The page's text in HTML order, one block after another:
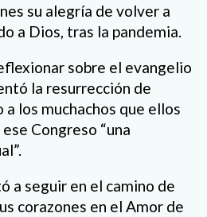
su alegría de volver a
a Dios, tras la pandemia.
sobre el evangelio
la resurrección de
a los muchachos que ellos
Congreso “una
a seguir en el camino de
corazones en el Amor de